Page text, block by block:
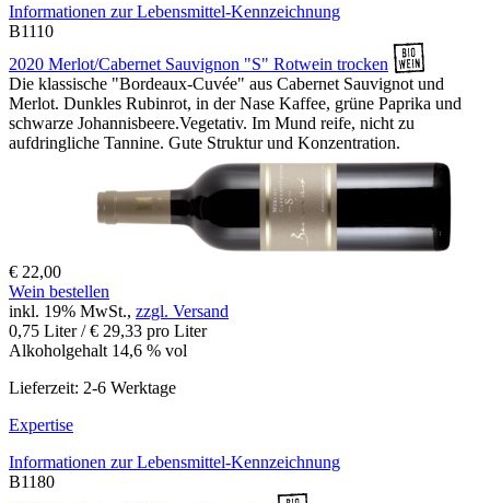
Informationen zurLebensmittel-Kennzeichnung
B1110
2020 Merlot/Cabernet Sauvignon "S" Rotwein trocken
Die klassische "Bordeaux-Cuvée" aus Cabernet Sauvignot und
Merlot. Dunkles Rubinrot, in der Nase Kaffee, grüne Paprika und
schwarze Johannisbeere.Vegetativ. Im Mund reife, nicht zu
aufdringliche Tannine. Gute Struktur und Konzentration.
€ 22,00
Wein bestellen
inkl. 19% MwSt., zzgl. Versand
0,75 Liter / € 29,33 pro Liter
Alkoholgehalt 14,6 % vol
Lieferzeit: 2-6 Werktage
Expertise
Informationen zurLebensmittel-Kennzeichnung
B1180